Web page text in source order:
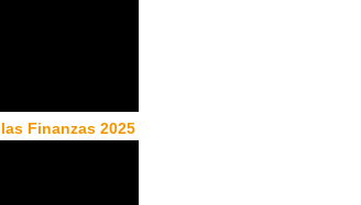
Finanzas 2025